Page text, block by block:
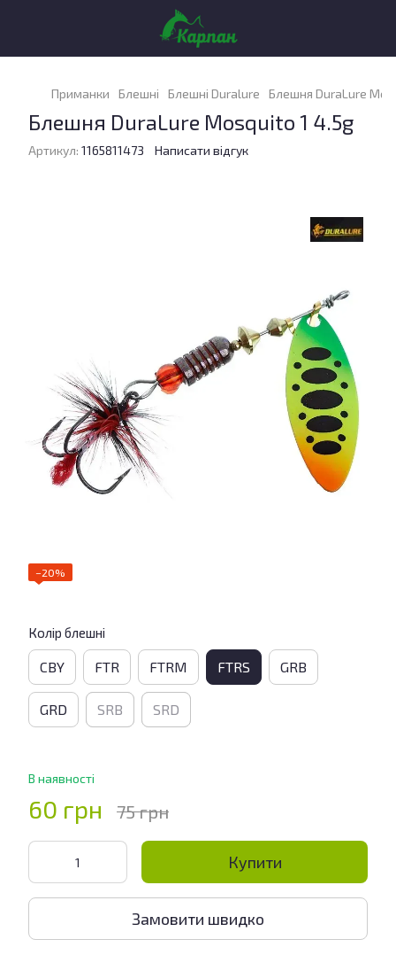
Приманки Блешні Блешні Duralure Блешня DuraLure
Блешня DuraLure Mosquito 1 4.5g
Артикул: 1165811473 Написати відгук
−20%
Колір блешні
CBY FTR FTRM FTRS GRB
GRD SRB SRD
В наявності
60 грн 75 грн
Купити
Замовити швидко